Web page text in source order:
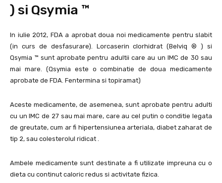
) si Qsymia ™
In iulie 2012, FDA a aprobat doua noi medicamente pentru slabit
(in curs de desfasurare). Lorcaserin clorhidrat (Belviq ® ) si
Qsymia ™ sunt aprobate pentru adultii care au un IMC de 30 sau
mai mare. (Qsymia este o combinatie de doua medicamente
aprobate de FDA. Fentermina si topiramat)
Aceste medicamente, de asemenea, sunt aprobate pentru adulti
cu un IMC de 27 sau mai mare, care au cel putin o conditie legata
de greutate, cum ar fi hipertensiunea arteriala, diabet zaharat de
tip 2, sau colesterolul ridicat .
Ambele medicamente sunt destinate a fi utilizate impreuna cu o
dieta cu continut caloric redus si activitate fizica.